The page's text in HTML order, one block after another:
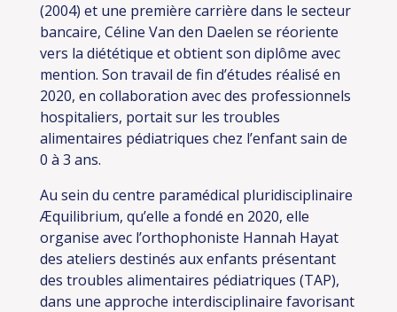
(2004) et une première carrière dans le secteur
bancaire, Céline Van den Daelen se réoriente
vers la diététique et obtient son diplôme avec
mention. Son travail de fin d’études réalisé en
2020, en collaboration avec des professionnels
hospitaliers, portait sur les troubles
alimentaires pédiatriques chez l’enfant sain de
0 à 3 ans.
Au sein du centre paramédical pluridisciplinaire
Æquilibrium, qu’elle a fondé en 2020, elle
organise avec l’orthophoniste Hannah Hayat
des ateliers destinés aux enfants présentant
des troubles alimentaires pédiatriques (TAP),
dans une approche interdisciplinaire favorisant